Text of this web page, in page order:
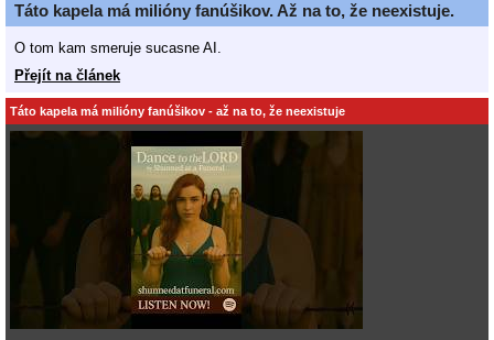
Táto kapela má milióny fanúšikov. Až na to, že neexistuje.
O tom kam smeruje sucasne AI.
Přejít na článek
Táto kapela má milióny fanúšikov - až na to, že neexistuje